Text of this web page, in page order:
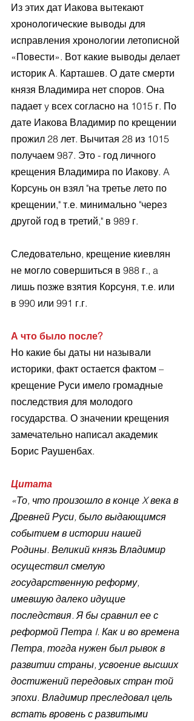
Из этих дат Иакова вытекают
хронологические выводы для
исправления хронологии летописной
«Повести». Вот какие выводы делает
историк А. Карташев. Ο дате смерти
князя Владимира нет споров. Она
падает y всех согласно на 1015 г. По
дате Иакова Владимир по крещении
прожил 28 лет. Вычитая 28 из 1015
получаем 987. Это - год личного
крещения Владимира по Иакову. A
Корсунь он взял "на третье лето по
крещении," т.е. минимально "через
другой год в третий," в 989 г.
Следовательно, крещение киевлян
не могло совершиться в 988 г., a
лишь позже взятия Корсуня, т.е. или
в 990 или 991 г.г.
А что было после?
Но какие бы даты ни называли
историки, факт остается фактом –
крещение Руси имело громадные
последствия для молодого
государства. О значении крещения
замечательно написал академик
Борис Раушенбах.
Цитата
«То, что произошло в конце X века в
Древней Руси, было выдающимся
событием в истории нашей
Родины. Великий князь Владимир
осуществил смелую
государственную реформу,
имевшую далеко идущие
последствия. Я бы сравнил ее с
реформой Петра I. Как и во времена
Петра, тогда нужен был рывок в
развитии страны, усвоение высших
достижений передовых стран той
эпохи. Владимир преследовал цель
встать вровень с развитыми